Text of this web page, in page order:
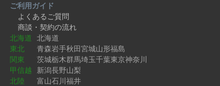
ご利用ガイド
よくあるご質問
商談・契約の流れ
北海道 北海道
東北
青森岩手秋田宮城山形福島
関東
茨城栃木群馬埼玉千葉東京神奈川
甲信越 新潟長野山梨
北陸
富山石川福井